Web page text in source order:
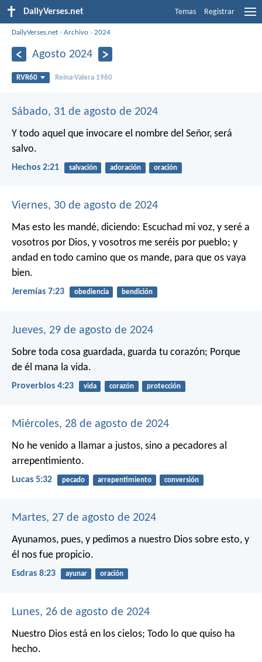
DailyVerses.net Temas Registrar
DailyVerses.net ›Archivo ›2024
Agosto 2024
RVR60 Reina-Valera 1960
Sábado, 31 de agosto de 2024
Y todo aquel que invocare el nombre del Señor, será
salvo.
Hechos 2:21 salvación adoración oración
Viernes, 30 de agosto de 2024
Mas esto les mandé, diciendo: Escuchad mi voz, y seré a
vosotros por Dios, y vosotros me seréis por pueblo; y
andad en todo camino que os mande, para que os vaya
bien.
Jeremías 7:23 obediencia bendición
Jueves, 29 de agosto de 2024
Sobre toda cosa guardada, guarda tu corazón; Porque
de él mana la vida.
Proverbios 4:23 vida corazón protección
Miércoles, 28 de agosto de 2024
No he venido a llamar a justos, sino a pecadores al
arrepentimiento.
Lucas 5:32 pecado arrepentimiento conversión
Martes, 27 de agosto de 2024
Ayunamos, pues, y pedimos a nuestro Dios sobre esto, y
él nos fue propicio.
Esdras 8:23 ayunar oración
Lunes, 26 de agosto de 2024
Nuestro Dios está en los cielos; Todo lo que quiso ha
hecho.